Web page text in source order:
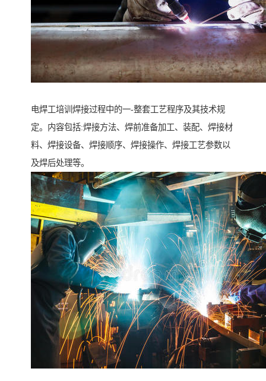
电焊工培训焊接过程中的一-整套工艺程序及其技术规
定。内容包括:焊接方法、焊前准备加工、装配、焊接材
料、焊接设备、焊接顺序、焊接操作、焊接工艺参数以
及焊后处理等。